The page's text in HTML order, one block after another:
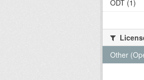
ODT (1)
Other